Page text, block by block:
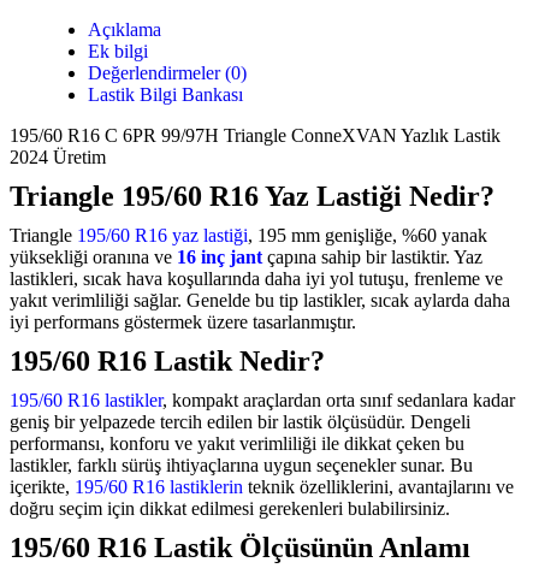
Açıklama
Ek bilgi
Değerlendirmeler (0)
Lastik Bilgi Bankası
195/60 R16 C 6PR 99/97H Triangle ConneXVAN Yazlık Lastik
2024 Üretim
Triangle 195/60 R16 Yaz Lastiği Nedir?
Triangle 195/60 R16 yaz lastiği, 195 mm genişliğe, %60 yanak
yüksekliği oranına ve 16 inç jant çapına sahip bir lastiktir. Yaz
lastikleri, sıcak hava koşullarında daha iyi yol tutuşu, frenleme ve
yakıt verimliliği sağlar. Genelde bu tip lastikler, sıcak aylarda daha
iyi performans göstermek üzere tasarlanmıştır.
195/60 R16 Lastik Nedir?
195/60 R16 lastikler, kompakt araçlardan orta sınıf sedanlara kadar
geniş bir yelpazede tercih edilen bir lastik ölçüsüdür. Dengeli
performansı, konforu ve yakıt verimliliği ile dikkat çeken bu
lastikler, farklı sürüş ihtiyaçlarına uygun seçenekler sunar. Bu
içerikte, 195/60 R16 lastiklerin teknik özelliklerini, avantajlarını ve
doğru seçim için dikkat edilmesi gerekenleri bulabilirsiniz.
195/60 R16 Lastik Ölçüsünün Anlamı